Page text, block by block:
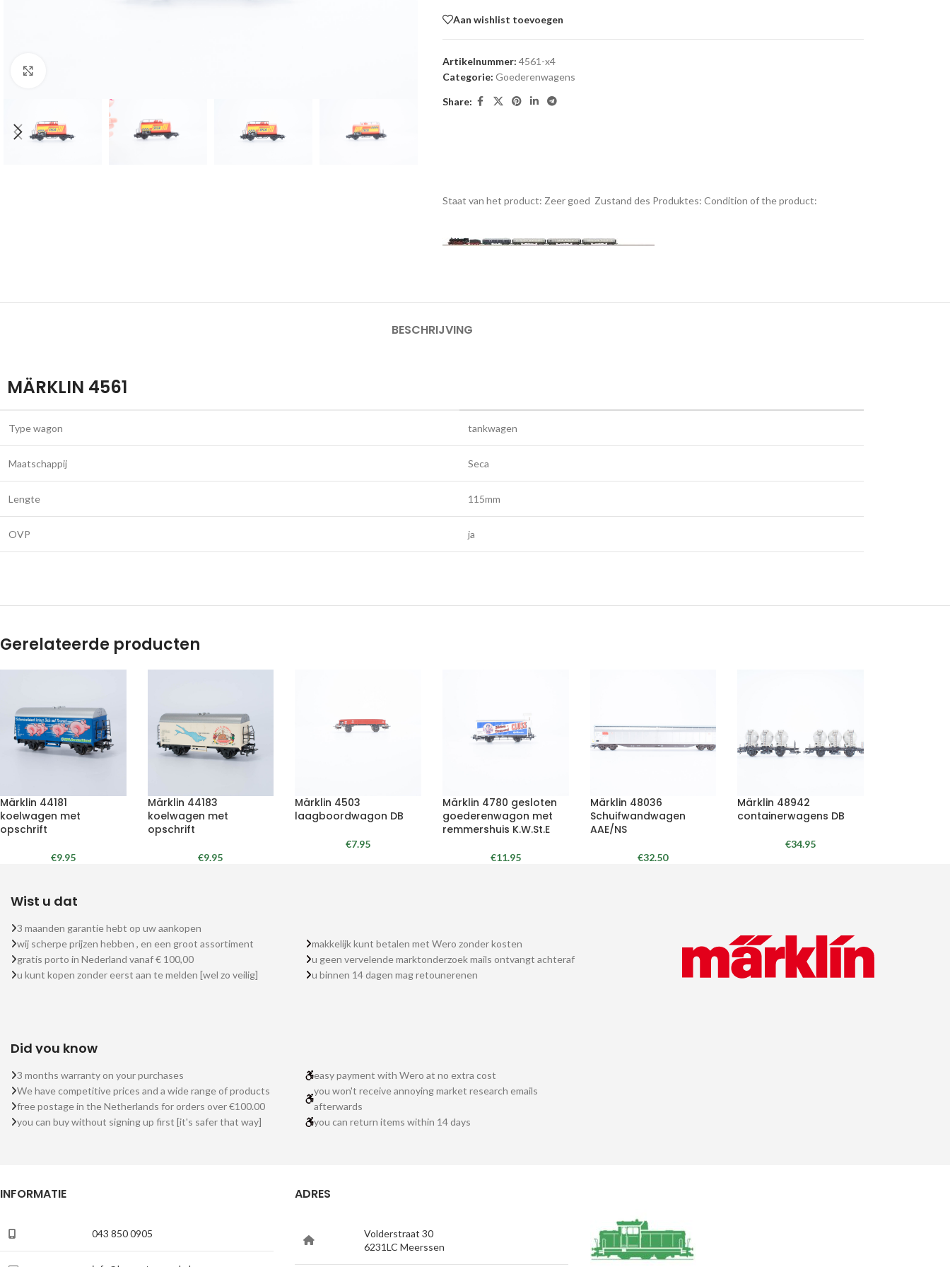
Aan wishlist toevoegen
Artikelnummer: 4561-x4
Categorie: Goederenwagens
Share:
Staat van het product: Zeer goed Zustand des Produktes: Condition of the product:
BESCHRIJVING
MÄRKLIN 4561
Type wagon tankwagen
Maatschappij Seca
Lengte 115mm
OVP ja
Gerelateerde producten
Märklin 44181
koelwagen met
opschrift
€9.95
Märklin 44183
koelwagen met
opschrift
€9.95
Märklin 4503
laagboordwagon DB
€7.95
Märklin 4780 gesloten
goederenwagon met
remmershuis K.W.St.E
€11.95
Märklin 48036
Schuifwandwagen
AAE/NS
€32.50
Märklin 48942
containerwagens DB
€34.95
Wist u dat
3 maanden garantie hebt op uw aankopen
wij scherpe prijzen hebben , en een groot assortiment
gratis porto in Nederland vanaf € 100,00
u kunt kopen zonder eerst aan te melden [wel zo veilig]
makkelijk kunt betalen met Wero zonder kosten
u geen vervelende marktonderzoek mails ontvangt achteraf
u binnen 14 dagen mag retounerenen
Did you know
3 months warranty on your purchases
We have competitive prices and a wide range of products
free postage in the Netherlands for orders over €100.00
you can buy without signing up first [it's safer that way]
easy payment with Wero at no extra cost
you won't receive annoying market research emails
afterwards
you can return items within 14 days
INFORMATIE
043 850 0905
ADRES
Volderstraat 30
6231LC Meerssen